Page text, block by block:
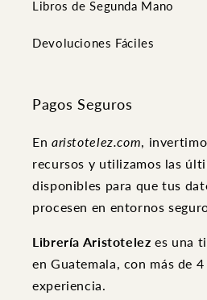
Libros de Segunda Mano
Devoluciones Fáciles
Pagos Seguros
En aristotelez.com,
recursos y utilizamos las
disponibles para que tus
procesen en entornos
Librería Aristotelezes una
en Guatemala, con más de 4
experiencia.